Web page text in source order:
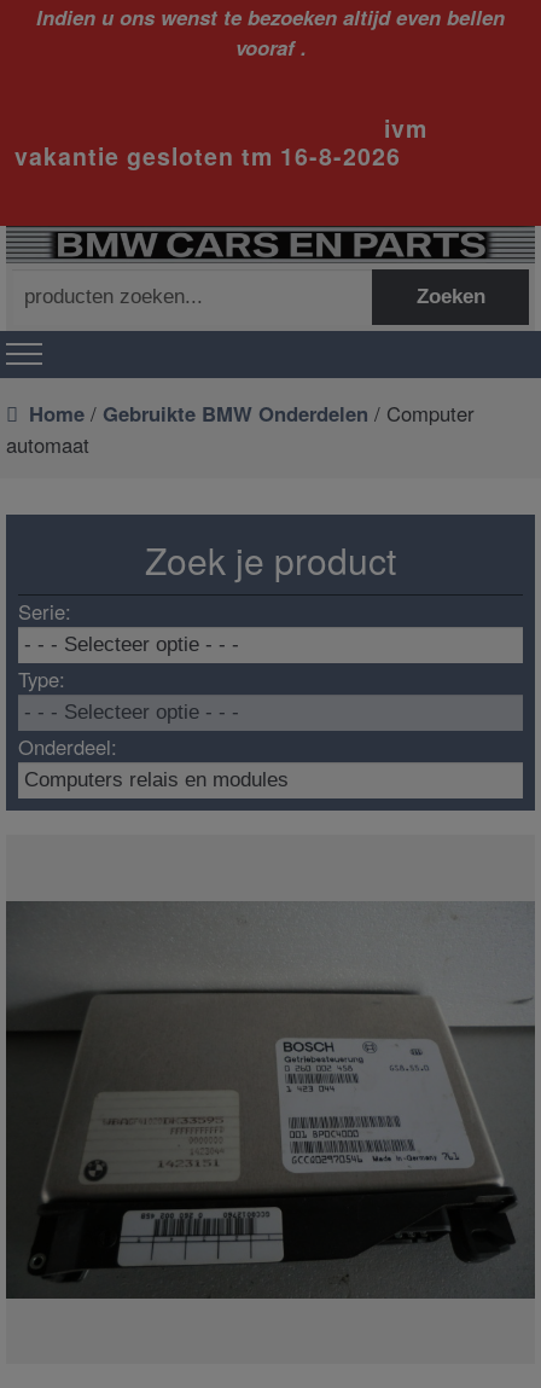
Indien u ons wenst te bezoeken altijd even bellen
vooraf .
ivm
vakantie gesloten tm 16-8-2026
naar:
Zoeken
Home / Gebruikte BMW Onderdelen / Computer
automaat
Zoek je product
Serie:
Type:
Onderdeel: